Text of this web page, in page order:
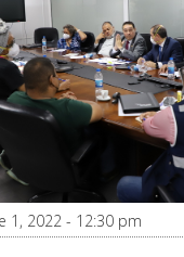
1, 2022 - 12:30 pm